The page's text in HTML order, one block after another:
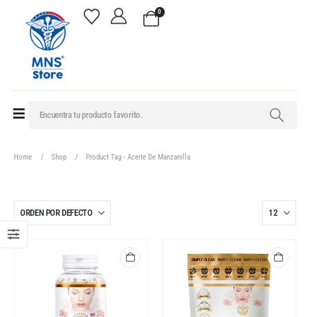
0
Home Shop Product Tag - Aceite De Manzanilla